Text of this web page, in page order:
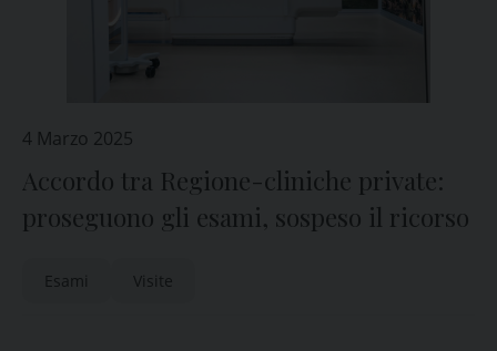
4 Marzo 2025
Accordo tra Regione-cliniche private:
proseguono gli esami, sospeso il ricorso
Esami Visite